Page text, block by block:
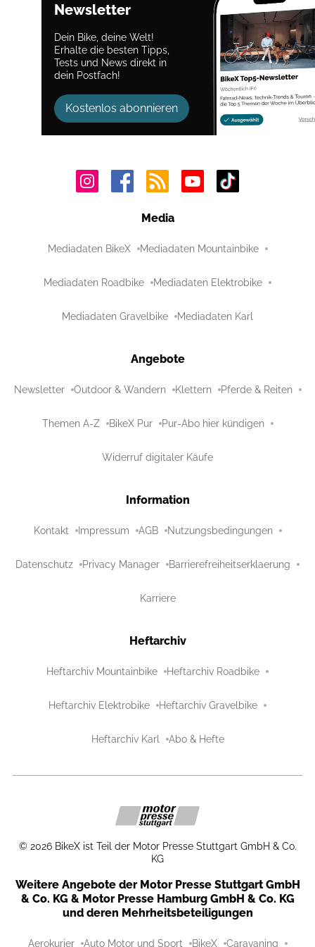
Newsletter
Dein Bike, deine Welt!
Erhalte die besten Tipps,
Tests und News direkt in
dein Postfach!
Kostenlos abonnieren
Media
Mediadaten BikeX Mediadaten Mountainbike
Mediadaten Roadbike Mediadaten Elektrobike
Mediadaten Gravelbike Mediadaten Karl
Angebote
Newsletter Outdoor & Wandern Klettern Pferde & Reiten
Themen A-Z BikeX Pur Pur-Abo hier kündigen
Widerruf digitaler Käufe
Information
Kontakt Impressum AGB Nutzungsbedingungen
Datenschutz Privacy Manager Barrierefreiheitserklaerung
Karriere
Heftarchiv
Heftarchiv Mountainbike Heftarchiv Roadbike
Heftarchiv Elektrobike Heftarchiv Gravelbike
Heftarchiv Karl Abo & Hefte
© 2026 BikeX ist Teil der Motor Presse Stuttgart GmbH & Co.
KG
Weitere Angebote der Motor Presse Stuttgart GmbH
& Co. KG & Motor Presse Hamburg GmbH & Co. KG
und deren Mehrheitsbeteiligungen
Aerokurier Auto Motor und Sport BikeX Caravaning